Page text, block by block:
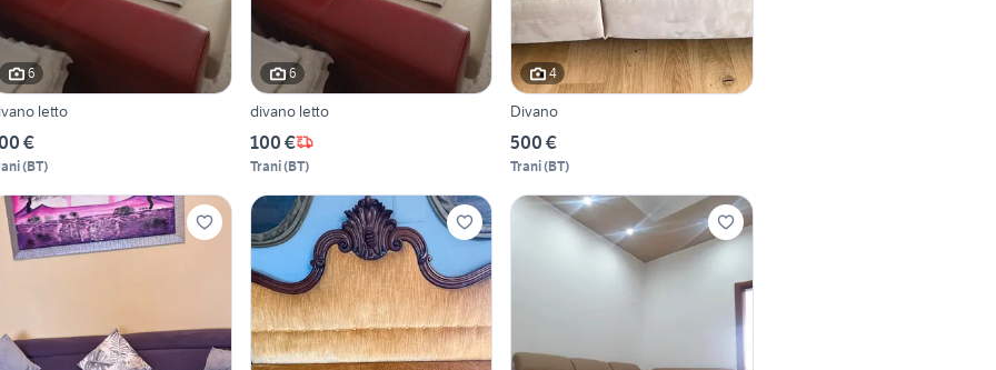
6
letto
€
(BT)
6
divano letto
100 €
Trani(BT)
4
Divano
500 €
Trani(BT)